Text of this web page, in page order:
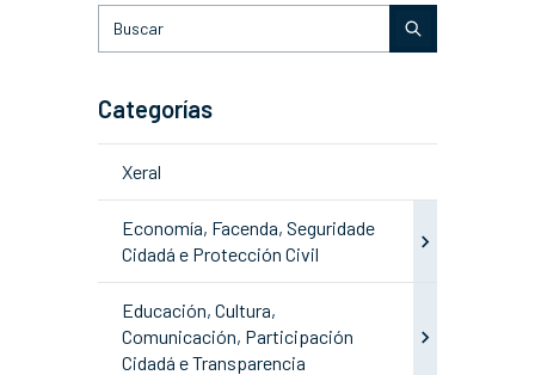
Categorías
Xeral
Economía, Facenda, Seguridade
Cidadá e Protección Civil
Educación, Cultura,
Comunicación, Participación
Cidadá e Transparencia